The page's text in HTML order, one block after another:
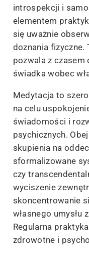
introspekcji i
elementem
się uważnie
doznania fizyczne.
pozwala z czasem
świadka wobec
Medytacja to
na celu
świadomości i
psychicznych.
skupienia na
sformalizowane
czy
wyciszenie
skoncentrowanie
własnego umysłu
Regularna
zdrowotne i